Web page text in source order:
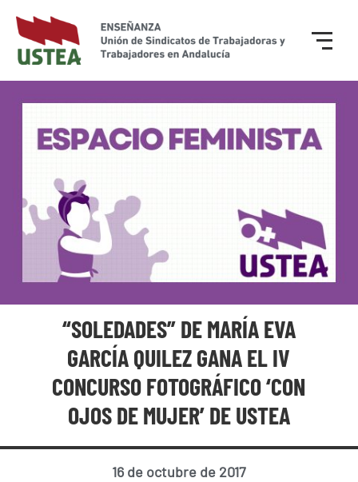
“SOLEDADES” DE MARÍA EVA
GARCÍA QUILEZ GANA EL IV
CONCURSO FOTOGRÁFICO ‘CON
OJOS DE MUJER’ DE USTEA
16 de octubre de 2017